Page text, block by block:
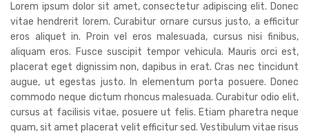
Lorem ipsum dolor sit amet, consectetur adipiscing elit. Donec
vitae hendrerit lorem. Curabitur ornare cursus justo, a efficitur
eros aliquet in. Proin vel eros malesuada, cursus nisi finibus,
aliquam eros. Fusce suscipit tempor vehicula. Mauris orci est,
placerat eget dignissim non, dapibus in erat. Cras nec tincidunt
augue, ut egestas justo. In elementum porta posuere. Donec
commodo neque dictum rhoncus malesuada. Curabitur odio elit,
cursus at facilisis vitae, posuere ut felis. Etiam pharetra neque
quam, sit amet placerat velit efficitur sed. Vestibulum vitae risus